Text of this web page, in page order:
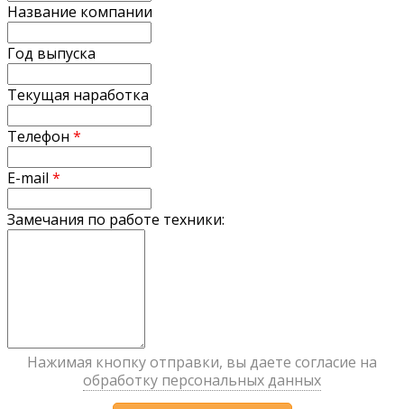
Название компании
Год выпуска
Текущая наработка
Телефон *
E-mail *
Замечания по работе техники:
Нажимая кнопку отправки, вы даете согласие на
обработку персональных данных